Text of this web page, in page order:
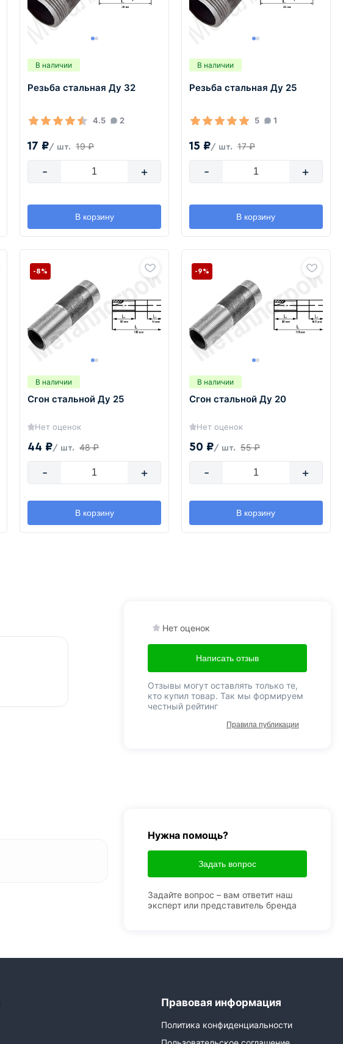
В наличии
Резьба стальная Ду 32
4.5 2
17 ₽/ шт. 19 ₽
- +
В корзину
В наличии
Резьба стальная Ду 25
5 1
15 ₽/ шт. 17 ₽
- +
В корзину
В наличии
Сгон стальной Ду 25
Нет оценок
44 ₽/ шт. 48 ₽
-8%
- +
В корзину
В наличии
Сгон стальной Ду 20
Нет оценок
50 ₽/ шт. 55 ₽
-9%
- +
В корзину
Нет оценок
Написать отзыв
Отзывы могут оставлять только те,
кто купил товар. Так мы формируем
честный рейтинг
Правила публикации
Нужна помощь?
Задать вопрос
Задайте вопрос – вам ответит наш
эксперт или представитель бренда
Правовая информация
Политика конфиденциальности